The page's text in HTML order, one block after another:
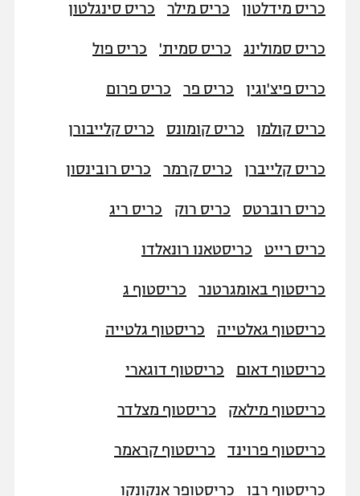
כריס מידלטון כריס מילר כריס סינגלטון
כריס סמולינג כריס סמית' כריס פול
כריס פיצ'וגין כריס פר כריס פרום
כריס קולמן כריס קומונס כריס קלייבורן
כריס קלייברן כריס קרמר כריס רובינסון
כריס רוברטס כריס רוק כריס ריג
כריס רייט כריסטאנו רונאלדו
כריסטוף באומגרטנר כריסטוף ג
כריסטוף גאלטייה כריסטוף גלטייה
כריסטוף דאום כריסטוף דוגארי
כריסטוף מילאק כריסטוף מצלדר
כריסטוף פרוינד כריסטוף קראמר
כריסטוף רבו כריסטופר אנקונקו